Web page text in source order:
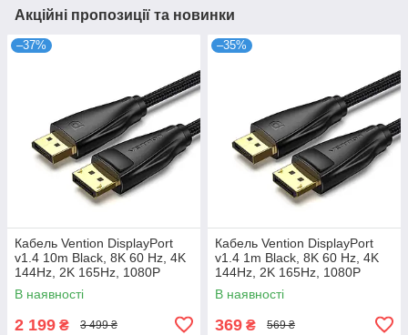
Акційні пропозиції та новинки
–37%
Кабель Vention DisplayPort
v1.4 10m Black, 8K 60 Hz, 4K
144Hz, 2K 165Hz, 1080P
240Hz (HCCBL)
В наявності
2 199 ₴ 3 499 ₴
–35%
Кабель Vention DisplayPort
v1.4 1m Black, 8K 60 Hz, 4K
144Hz, 2K 165Hz, 1080P
240Hz (HCCBF)
В наявності
369 ₴ 569 ₴